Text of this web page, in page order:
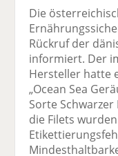
Die
Rückruf der
informiert. Der
Hersteller hatte
„Ocean Sea
Sorte
die Filets